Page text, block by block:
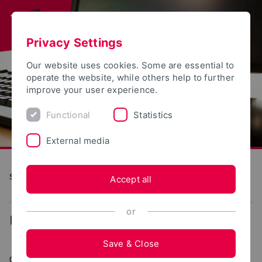
S(kim) - Service Communication Information Media
03/01/2021
Privacy Settings
Our website uses cookies. Some are essential to
operate the website, while others help to further
improve your user experience.
Functional Statistics
External media
Accept all
or
Save & Close